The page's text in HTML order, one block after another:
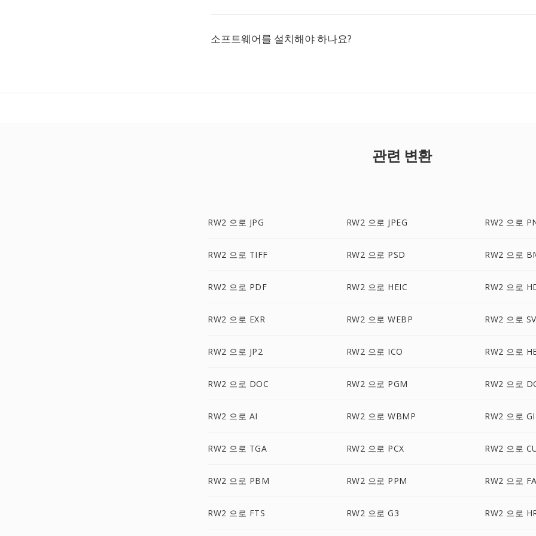
소프트웨어를 설치해야 하나요?
관련 변환
RW2 으로 JPG RW2 으로 JPEG RW2 으로
RW2 으로 TIFF RW2 으로 PSD RW2 으로
RW2 으로 PDF RW2 으로 HEIC RW2 으로
RW2 으로 EXR RW2 으로 WEBP RW2 으로
RW2 으로 JP2 RW2 으로 ICO RW2 으로
RW2 으로 DOC RW2 으로 PGM RW2 으로
RW2 으로 AI RW2 으로 WBMP RW2 으로
RW2 으로 TGA RW2 으로 PCX RW2 으로
RW2 으로 PBM RW2 으로 PPM RW2 으로
RW2 으로 FTS RW2 으로 G3 RW2 으로